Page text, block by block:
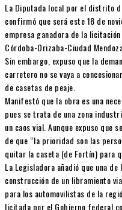
La Diputada local por el distrito
confirmó que será este 18 de
empresa ganadora de la
Córdoba-Orizaba-Ciudad
Sin embargo, expuso que la
carretero no se vaya a
de casetas de peaje.
Manifestó que la obra es una
pues se trata de una zona
un caos vial. Aunque expuso que
de que “la prioridad son las
quitar la caseta (de Fortín) para
La Legisladora añadió que una
construcción de un libramiento
para los automovilistas de la
licitada por el Gobierno federal